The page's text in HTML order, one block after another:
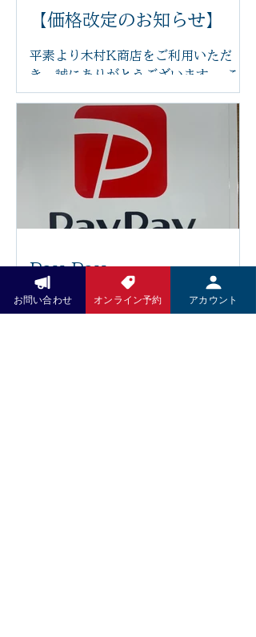
に調整できるため、長時間でも負担が
ます。 「まるで雲の上にいるような座
り心地」と感じていただけるほど、快
適な座り心地です。 足つぼの刺激で身
体を整えながら、心もほっと安らぐ時
間をお過ごしください。 木村k商店で
は、これからも技術だけでなく、施術
を受ける空間や設備にもこだわり、皆
さまに安心して通っていただけるサロ
ンづくりを目指してまいります。 ぜひ
新しいリクライニングチェアで、心地
さまのご来店を心よりお待ちしており
ます。
【価格改定のお知らせ】
平素より木村K商店をご利用いただ
き、誠にありがとうございます。 この
たび、原材料費や光熱費の高騰に伴
い、2026年6月14日より一部メニュ
ーの価格を改定させていただくことと
なりました。 また、今後は足つぼ施術
前後の蒸しタオルを導入し、よりリラ
ックスした状態で足裏から全身を整え
る施術をご提供してまいります。その
他にも施術内容やサービスの充実を図
境づくりに努めてまいります。 お客様
にはご負担をおかけいたしますが、こ
れからも技術の向上とサービスの充実
Pay Pay
いつもお世話になっております。 5月
お問い合わせ オンライン予約 アカウント